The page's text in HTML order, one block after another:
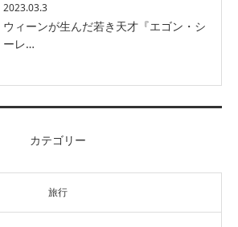
2023.03.3
ウィーンが生んだ若き天才『エゴン・シ
ーレ…
カテゴリー
旅行